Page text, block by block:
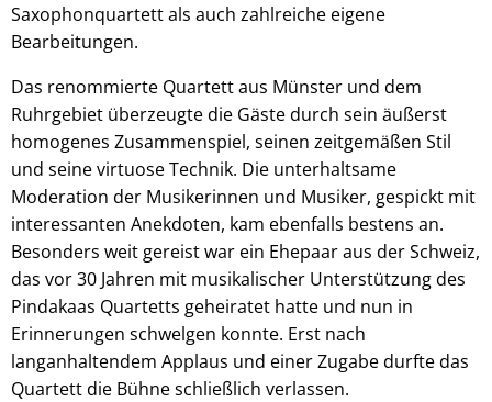
Saxophonquartett als auch zahlreiche eigene
Bearbeitungen.
Das renommierte Quartett aus Münster und dem
Ruhrgebiet überzeugte die Gäste durch sein äußerst
homogenes Zusammenspiel, seinen zeitgemäßen Stil
und seine virtuose Technik. Die unterhaltsame
Moderation der Musikerinnen und Musiker, gespickt mit
interessanten Anekdoten, kam ebenfalls bestens an.
Besonders weit gereist war ein Ehepaar aus der Schweiz,
das vor 30 Jahren mit musikalischer Unterstützung des
Pindakaas Quartetts geheiratet hatte und nun in
Erinnerungen schwelgen konnte. Erst nach
langanhaltendem Applaus und einer Zugabe durfte das
Quartett die Bühne schließlich verlassen.